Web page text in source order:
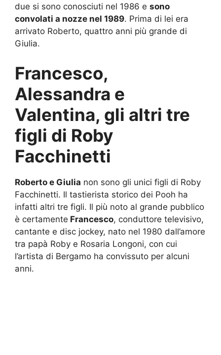
due si sono conosciuti nel 1986 e sono
convolati a nozze nel 1989. Prima di lei era
arrivato Roberto, quattro anni più grande di
Giulia.
Francesco,
Alessandra e
Valentina, gli altri tre
figli di Roby
Facchinetti
Roberto e Giulia non sono gli unici figli di Roby
Facchinetti. Il tastierista storico dei Pooh ha
infatti altri tre figli. Il più noto al grande pubblico
è certamente Francesco, conduttore televisivo,
cantante e disc jockey, nato nel 1980 dall’amore
tra papà Roby e Rosaria Longoni, con cui
l’artista di Bergamo ha convissuto per alcuni
anni.